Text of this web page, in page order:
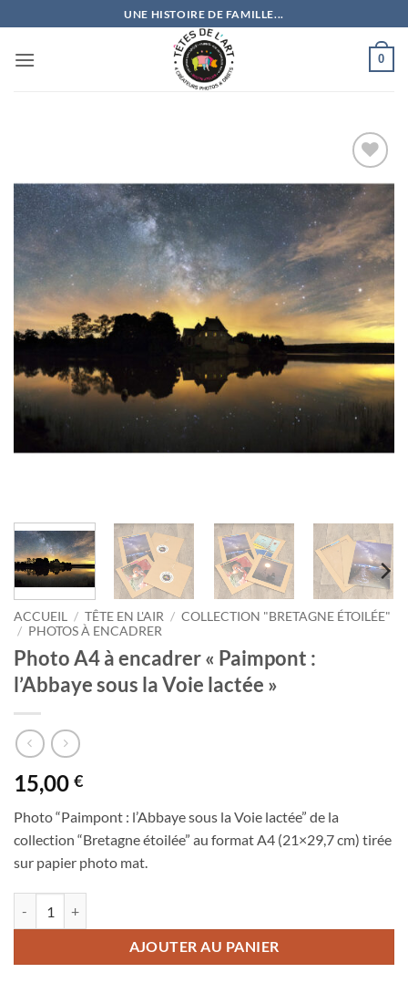
au
contenu
UNE HISTOIRE DE FAMILLE...
0
Ajouter
à la
wishlist
ACCUEIL / TÊTE EN L'AIR / COLLECTION "BRETAGNE ÉTOILÉE"
/ PHOTOS À ENCADRER
Photo A4 à encadrer « Paimpont :
l’Abbaye sous la Voie lactée »
15,00 €
Photo “Paimpont : l’Abbaye sous la Voie lactée” de la
collection “Bretagne étoilée” au format A4 (21×29,7 cm) tirée
sur papier photo mat.
AJOUTER AU PANIER